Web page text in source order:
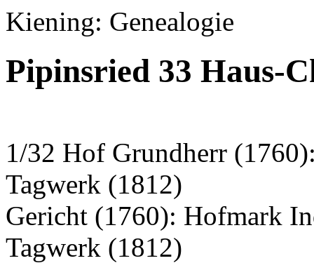
Kiening: Genealogie
Pipinsried 33 Haus-
1/32 Hof Grundherr
Tagwerk (1812)
Gericht (1760): Hofmark
Tagwerk (1812)